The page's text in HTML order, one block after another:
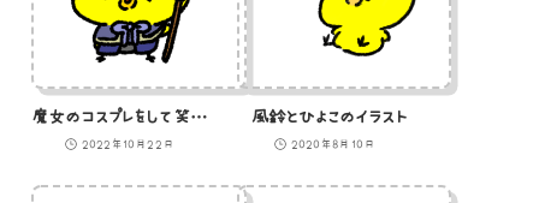
魔女のコスプレをして笑顔のひよこのイラスト
2022年10月22日
風鈴とひよこのイラスト
2020年8月10日